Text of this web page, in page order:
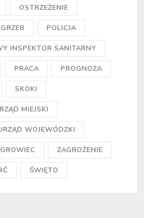
OSTRZEŻENIE
POLICJA
INSPEKTOR SANITARNY
PRACA PROGNOZA
SKOKI
MIEJSKI
WOJEWÓDZKI
ZAGROŻENIE
ŚWIĘTO